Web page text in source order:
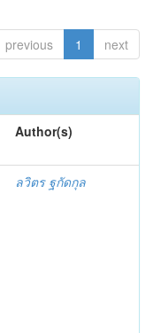
previous 1 next
Author(s)
ลวิตร ฐกัดกุล